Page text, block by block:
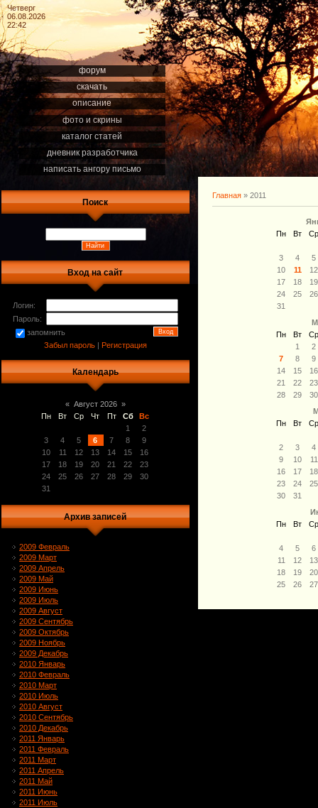
Четверг
06.08.2026
22:42
форум
скачать
описание
фото и скрины
каталог статей
дневник разработчика
написать ангору письмо
Поиск
Вход на сайт
Логин:
Пароль:
запомнить
Забыл пароль | Регистрация
Календарь
« Август 2026 »
Пн
Вт Ср Чт Пт Сб
Вс
1
2
3
4 5 6 7 8
9
10
11 12 13 14 15
16
17
18 19 20 21 22
23
24
25 26 27 28 29
30
31
Архив записей
2009 Февраль
2009 Март
2009 Апрель
2009 Май
2009 Июнь
2009 Июль
2009 Август
2009 Сентябрь
2009 Октябрь
2009 Ноябрь
2009 Декабрь
2010 Январь
2010 Февраль
2010 Март
2010 Июль
2010 Август
2010 Сентябрь
2010 Декабрь
2011 Январь
2011 Февраль
2011 Март
2011 Апрель
2011 Май
2011 Июнь
2011 Июль
Главная » 2011
Пн
Вт
3 4
5
10
11
12
17
18
19
24
25
26
31
Пн
Вт
1
2
7
8
9
14
15
16
21
22
23
28
29
30
Пн
Вт
2 3
4
9
10
11
16
17
18
23
24
25
30
31
Пн
Вт
4 5
6
11
12
13
18
19
20
25
26 27